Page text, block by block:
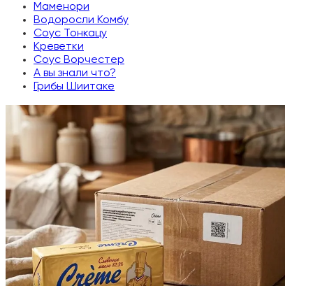
Маменори
Водоросли Комбу
Соус Тонкацу
Креветки
Соус Ворчестер
А вы знали что?
Грибы Шиитаке